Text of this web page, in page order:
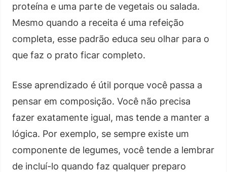
proteína e uma parte de vegetais ou salada.
Mesmo quando a receita é uma refeição
completa, esse padrão educa seu olhar para o
que faz o prato ficar completo.
Esse aprendizado é útil porque você passa a
pensar em composição. Você não precisa
fazer exatamente igual, mas tende a manter a
lógica. Por exemplo, se sempre existe um
componente de legumes, você tende a lembrar
de incluí-lo quando faz qualquer preparo